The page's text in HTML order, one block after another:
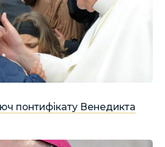
понтифікату Венедикта